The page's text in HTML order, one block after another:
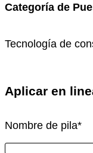
Categoría de
Tecnología de
Aplicar en
Nombre de pila*